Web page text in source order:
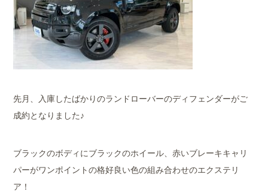
先月、入庫したばかりのランドローバーのディフェンダーがご
成約となりました♪
ブラックのボディにブラックのホイール、赤いブレーキキャリ
パーがワンポイントの格好良い色の組み合わせのエクステリ
ア！